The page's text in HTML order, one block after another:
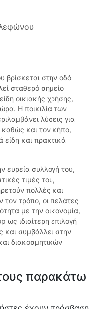
βρίσκεται στην οδό
σταθερό σημείο
οικιακής χρήσης,
Η ποικιλία των
λύσεις για
καθώς και τον κήπο,
είδη και πρακτικά
ευρεία συλλογή του,
τιμές του,
πολλές και
τον τρόπο, οι πελάτες
με την οικονομία,
ως ιδιαίτερη επιλογή
και συμβάλλει στην
διακοσμητικών
παρακάτω